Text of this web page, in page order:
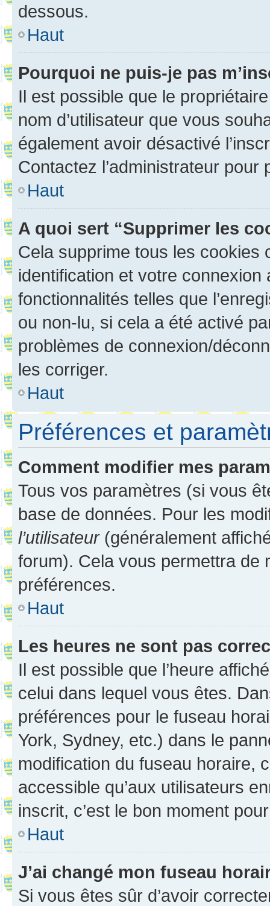
dessous.
Haut
Pourquoi ne puis-je pas
Il est possible que le
nom d’utilisateur que vous
également avoir désactivé
Contactez l’administrateur
Haut
A quoi sert “Supprimer les
Cela supprime tous les cookies
identification et votre
fonctionnalités telles que
ou non-lu, si cela a été activé
problèmes de connexion/
les corriger.
Haut
Préférences et
Comment modifier mes
Tous vos paramètres (si vous
base de données. Pour les
l’utilisateur(généralement
forum). Cela vous permettra de
préférences.
Haut
Les heures ne sont pas
Il est possible que l’heure
celui dans lequel vous êtes.
préférences pour le fuseau
York, Sydney, etc.) dans le
modification du fuseau horaire,
accessible qu’aux utilisateurs
inscrit, c’est le bon moment
Haut
J’ai changé mon fuseau
Si vous êtes sûr d’avoir